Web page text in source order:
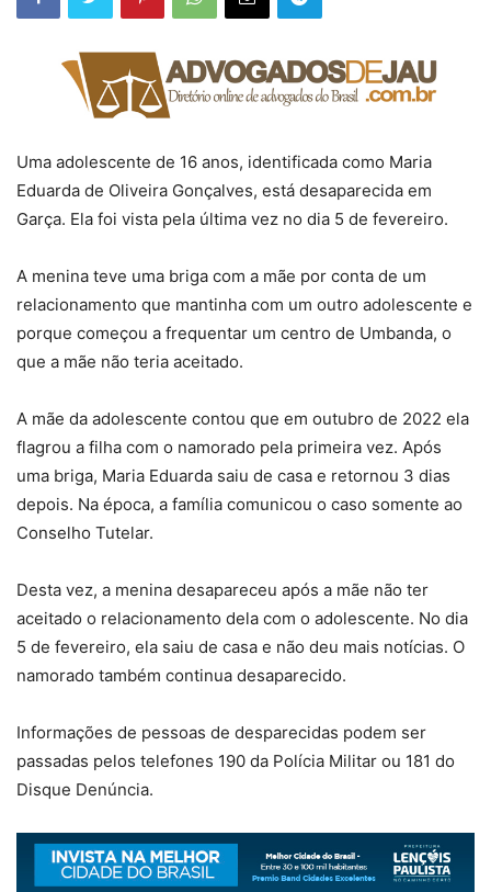
Uma adolescente de 16 anos, identificada como Maria
Eduarda de Oliveira Gonçalves, está desaparecida em
Garça. Ela foi vista pela última vez no dia 5 de fevereiro.
A menina teve uma briga com a mãe por conta de um
relacionamento que mantinha com um outro adolescente e
porque começou a frequentar um centro de Umbanda, o
que a mãe não teria aceitado.
A mãe da adolescente contou que em outubro de 2022 ela
flagrou a filha com o namorado pela primeira vez. Após
uma briga, Maria Eduarda saiu de casa e retornou 3 dias
depois. Na época, a família comunicou o caso somente ao
Conselho Tutelar.
Desta vez, a menina desapareceu após a mãe não ter
aceitado o relacionamento dela com o adolescente. No dia
5 de fevereiro, ela saiu de casa e não deu mais notícias. O
namorado também continua desaparecido.
Informações de pessoas de desparecidas podem ser
passadas pelos telefones 190 da Polícia Militar ou 181 do
Disque Denúncia.